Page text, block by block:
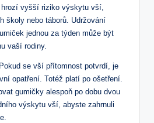
vyšší riziko výskytu vší,
školy nebo táborů. Udržování
jednou za týden může být
vaší rodiny.
Pokud se vší přítomnost potvrdí, je
opatření. Totéž platí po ošetření.
gumičky alespoň po dobu dvou
výskytu vší, abyste zahrnuli